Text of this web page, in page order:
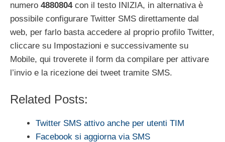
numero 4880804 con il testo INIZIA, in alternativa è
possibile configurare Twitter SMS direttamente dal
web, per farlo basta accedere al proprio profilo Twitter,
cliccare su Impostazioni e successivamente su
Mobile, qui troverete il form da compilare per attivare
l’invio e la ricezione dei tweet tramite SMS.
Related Posts:
Twitter SMS attivo anche per utenti TIM
Facebook si aggiorna via SMS